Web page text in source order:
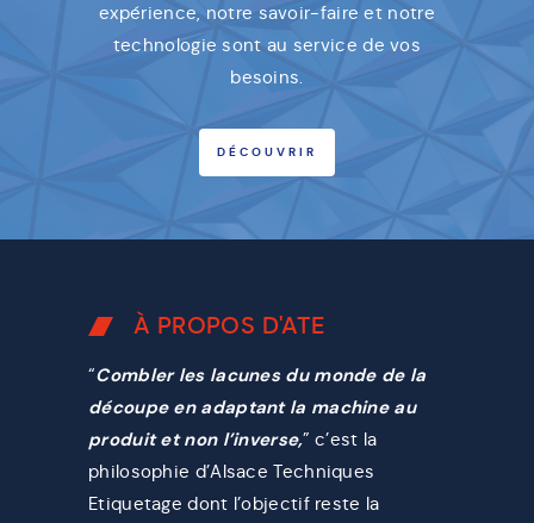
expérience, notre savoir-faire et notre
technologie sont au service de vos
besoins.
DÉCOUVRIR
À PROPOS D'ATE
“Combler les lacunes du monde de la
découpe en adaptant la machine au
produit et non l’inverse,” c’est la
philosophie d’Alsace Techniques
Etiquetage dont l’objectif reste la